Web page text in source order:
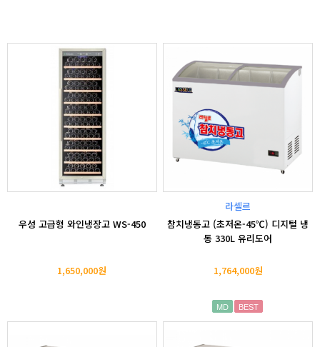
우성 고급형 와인냉장고 WS-450
1,650,000원
라셀르
참치냉동고 (초저온-45℃) 디지털 냉
동 330L 유리도어
1,764,000원
MD BEST